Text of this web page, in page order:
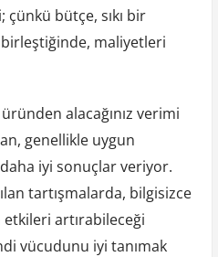
bütçe, sıkı bir
maliyetleri
alacağınız verimi
genellikle uygun
iyi sonuçlar veriyor.
tartışmalarda, bilgisizce
etkileri artırabileceği
vücudunu iyi tanımak